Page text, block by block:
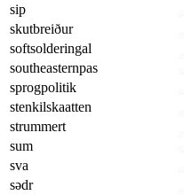
sip
skutbreiður
softsolderingal
southeasternpas
sprogpolitik
stenkilskaatten
strummert
sum
sva
sədr